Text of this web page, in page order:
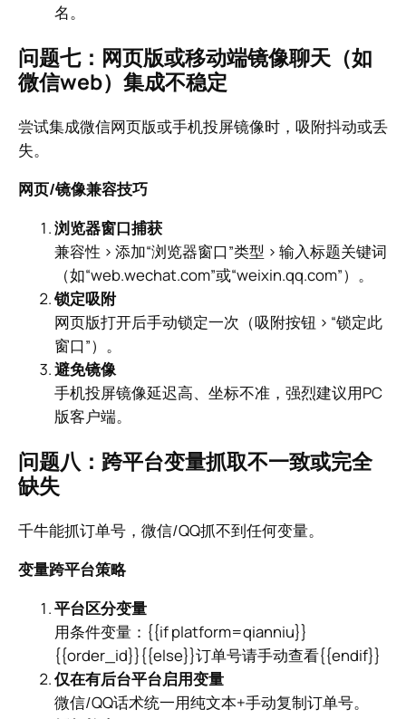
名。
问题七：网页版或移动端镜像聊天（如
微信web）集成不稳定
尝试集成微信网页版或手机投屏镜像时，吸附抖动或丢
失。
网页/镜像兼容技巧
浏览器窗口捕获
兼容性 > 添加“浏览器窗口”类型 > 输入标题关键词
（如“web.wechat.com”或“weixin.qq.com”）。
锁定吸附
网页版打开后手动锁定一次（吸附按钮 > “锁定此
窗口”）。
避免镜像
手机投屏镜像延迟高、坐标不准，强烈建议用PC
版客户端。
问题八：跨平台变量抓取不一致或完全
缺失
千牛能抓订单号，微信/QQ抓不到任何变量。
变量跨平台策略
平台区分变量
用条件变量：{{if platform=qianniu}}
{{order_id}}{{else}}订单号请手动查看{{endif}}
仅在有后台平台启用变量
微信/QQ话术统一用纯文本+手动复制订单号。